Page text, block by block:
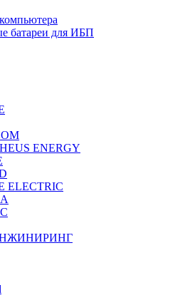
батареи для ИБП
ENERGY
ELECTRIC